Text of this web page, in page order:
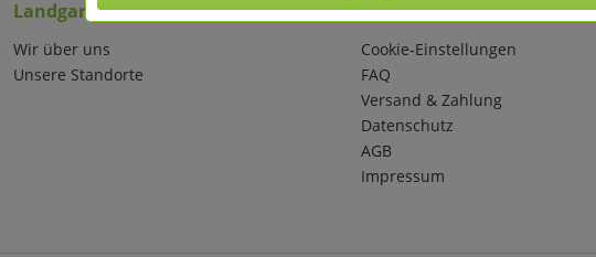
Landgard Deko & Floristikbedarf
Wir über uns
Unsere Standorte
Informationen
Cookie-Einstellungen
FAQ
Versand & Zahlung
Datenschutz
AGB
Impressum